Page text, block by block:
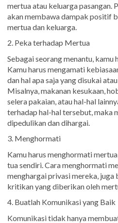
mertua atau keluarga pasangan.
akan membawa dampak positif
mertua dan keluarga.
2. Peka terhadap Mertua
Sebagai seorang menantu, kamu
Kamu harus mengamati
dan hal apa saja yang disukai
Misalnya, makanan kesukaan,
selera pakaian, atau hal-hal
terhadap hal-hal tersebut, maka
dipedulikan dan dihargai.
3. Menghormati
Kamu harus menghormati
tua sendiri. Cara menghormati
menghargai privasi mereka, juga
kritikan yang diberikan oleh
4. Buatlah Komunikasi yang Baik
Komunikasi tidak hanya